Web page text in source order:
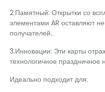
2.Памятный: Открытки со
элементами AR оставляют
получателей..
3.Инновации: Эти карты
технологичное праздничное
Идеально подходит для: